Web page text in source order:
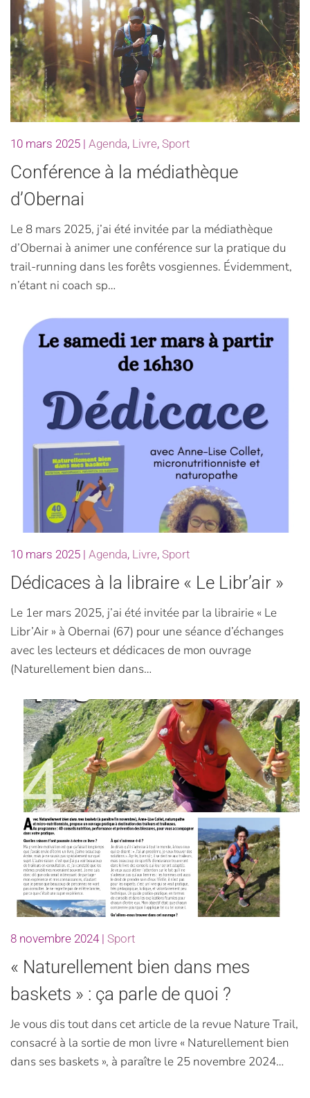
10 mars 2025 | Agenda, Livre, Sport
Conférence à la médiathèque
d’Obernai
Le 8 mars 2025, j’ai été invitée par la médiathèque
d’Obernai à animer une conférence sur la pratique du
trail-running dans les forêts vosgiennes. Évidemment,
n’étant ni coach sp…
10 mars 2025 | Agenda, Livre, Sport
Dédicaces à la libraire « Le Libr’air »
Le 1er mars 2025, j’ai été invitée par la librairie « Le
Libr’Air » à Obernai (67) pour une séance d’échanges
avec les lecteurs et dédicaces de mon ouvrage
(Naturellement bien dans…
8 novembre 2024| Sport
« Naturellement bien dans mes
baskets » : ça parle de quoi ?
Je vous dis tout dans cet article de la revue Nature Trail,
consacré à la sortie de mon livre « Naturellement bien
dans ses baskets », à paraître le 25 novembre 2024…